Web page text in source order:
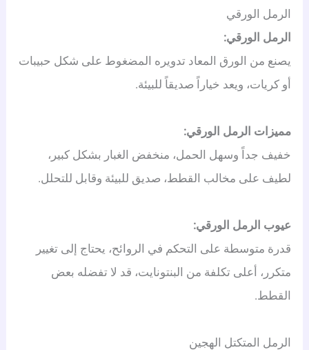
الرمل الورقي
الرمل الورقي:
يصنع من الورق المعاد تدويره المضغوط على شكل حبيبات
أو كريات، ويعد خياراً صديقاً للبيئة.
مميزات الرمل الورقي:
خفيف جداً وسهل الحمل، منخفض الغبار بشكل كبير،
لطيف على مخالب القطط، صديق للبيئة وقابل للتحلل.
عيوب الرمل الورقي:
قدرة متوسطة على التحكم في الروائح، يحتاج إلى تغيير
متكرر، أعلى تكلفة من البنتونايت، قد لا تفضله بعض
القطط.
الرمل المتكتل الهجين